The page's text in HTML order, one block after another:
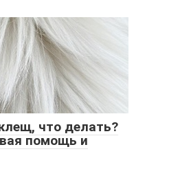
что делать?
помощь и